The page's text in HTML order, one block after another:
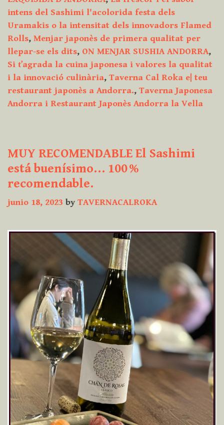
intens del Sashimi l'acolorida festa dels
Uramakis o la intensitat dels innovadors Flamed
Rolls, Menjar japonès de primera qualitat per
llepar-se els dits, ON MENJAR SUSHIA ANDORRA,
Si ťagrada la cuina japonesa i valores la qualitat
i la innovació culinària, Taverna Cal Roka e| teu
restaurant japonès a Andorra., Taverna Japonesa
Andorra i Restaurant Japonès Andorra la Vella
MUY RECOMENDABLE El Sashimi
está buenísimo… 100 %
recomendable.
junio 18, 2023 by TAVERNACALROKA